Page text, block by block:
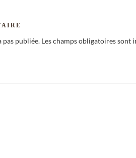
pas publiée. Les champs obligatoires sont